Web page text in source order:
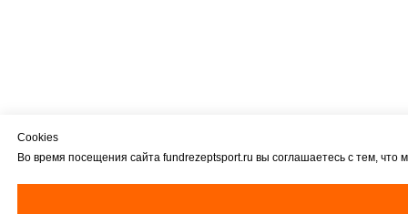
Cookies
Во время посещения сайта fundrezeptsport.ru вы соглашаетесь с тем,